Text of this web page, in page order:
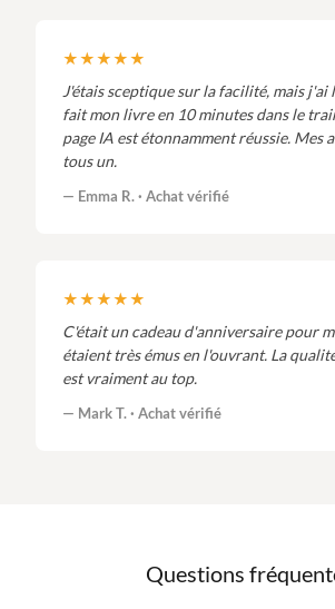
★★★★★
J'étais sceptique sur la facilité, mais
fait mon livre en 10 minutes dans le
page IA est étonnamment réussie. Mes
tous un.
— Emma R. · Achat vérifié
★★★★★
C'était un cadeau d'anniversaire pour
étaient très émus en l'ouvrant. La
est vraiment au top.
— Mark T. · Achat vérifié
Questions